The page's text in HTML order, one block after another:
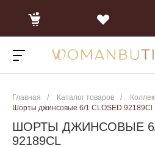
Главная / Каталог товаров /
Шорты джинсовые 6/1 CLOSED 92189Cl
ШОРТЫ ДЖИНСОВЫЕ 6/
92189CL